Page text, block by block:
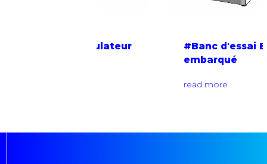
#Banc d'essai EOL pour